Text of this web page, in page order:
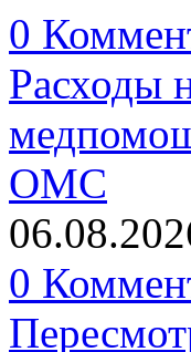
0
Расходы
ОМС
0